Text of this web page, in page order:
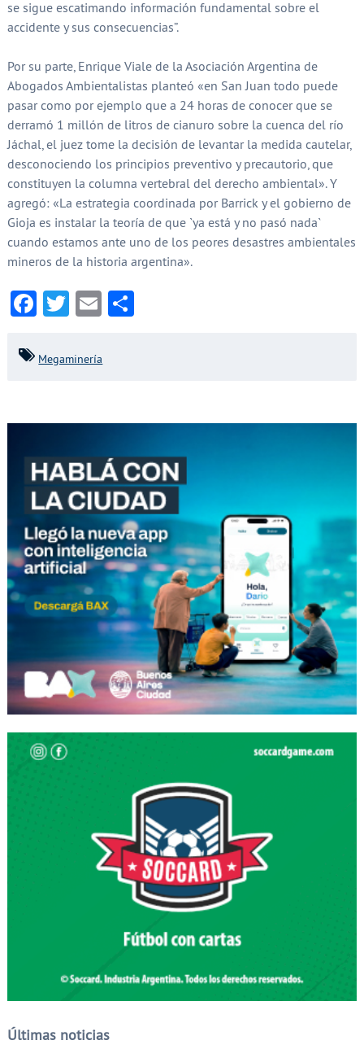
se sigue escatimando información fundamental sobre el
accidente y sus consecuencias”.
Por su parte, Enrique Viale de la Asociación Argentina de
Abogados Ambientalistas planteó «en San Juan todo puede
pasar como por ejemplo que a 24 horas de conocer que se
derramó 1 millón de litros de cianuro sobre la cuenca del río
Jáchal, el juez tome la decisión de levantar la medida cautelar,
desconociendo los principios preventivo y precautorio, que
constituyen la columna vertebral del derecho ambiental». Y
agregó: «La estrategia coordinada por Barrick y el gobierno de
Gioja es instalar la teoría de que `ya está y no pasó nada`
cuando estamos ante uno de los peores desastres ambientales
mineros de la historia argentina».
Facebook
Twitter
EmailCompartir
Megaminería
Últimas noticias